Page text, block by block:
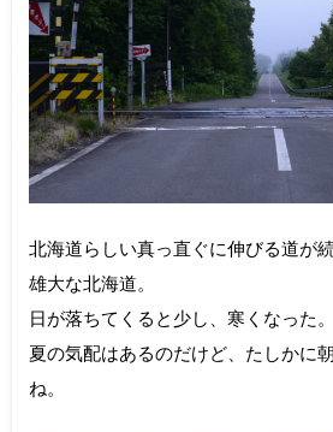
北海道らしい真っ直ぐに伸びる道が続
雄大な北海道。
日が落ちてくると少し、寒くなった。
夏の気配はあるのだけど、たしかに
ね。